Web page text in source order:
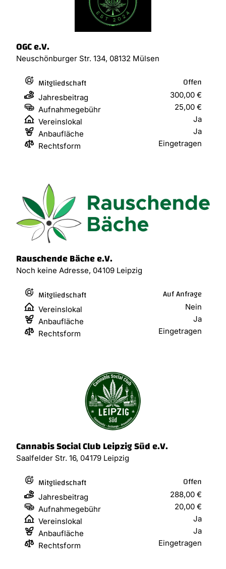
OGC e.V.
Neuschönburger Str. 134, 08132 Mülsen
Mitgliedschaft Offen
Jahresbeitrag
300,00 €
Aufnahmegebühr
25,00 €
Vereinslokal
Ja
Anbaufläche
Ja
Rechtsform
Eingetragen
Rauschende Bäche e.V.
Noch keine Adresse, 04109 Leipzig
Mitgliedschaft Auf Anfrage
Vereinslokal
Nein
Anbaufläche
Ja
Rechtsform
Eingetragen
Cannabis Social Club Leipzig Süd e.V.
Saalfelder Str. 16, 04179 Leipzig
Mitgliedschaft Offen
Jahresbeitrag
288,00 €
Aufnahmegebühr
20,00 €
Vereinslokal
Ja
Anbaufläche
Ja
Rechtsform
Eingetragen